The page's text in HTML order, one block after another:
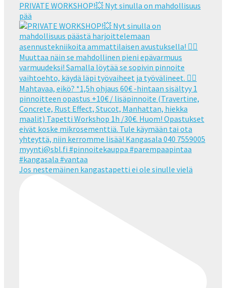
PRIVATE WORKSHOP!💥 Nyt sinulla on mahdollisuus
pää
Jos nestemäinen kangastapetti ei ole sinulle vielä